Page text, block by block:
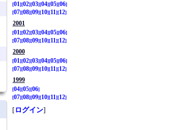
01
02 03 04 05 06
07 08 09 10 11
12
2001
01
02 03 04 05 06
07 08 09 10 11
12
2000
01
02 03 04 05 06
07 08 09 10 11
12
1999
04 05 06
07 08 09 10 11 12
[ログイン]